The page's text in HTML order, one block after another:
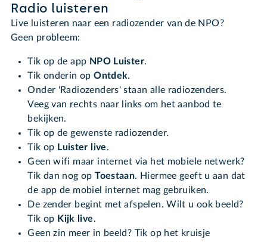
Radio luisteren
Live luisteren naar een radiozender van de NPO?
Geen probleem:
Tik op de app NPO Luister.
Tik onderin opOntdek.
Onder 'Radiozenders' staan alle radiozenders.
Veeg van rechts naar links om het aanbod te
bekijken.
Tik op de gewenste radiozender.
Tik op Luister live.
Geen wifi maar internet via het mobiele netwerk?
Tik dan nog opToestaan. Hiermee geeft u aan dat
de app de mobiel internet mag gebruiken.
De zender begint met afspelen. Wilt u ook beeld?
Tik op Kijk live.
Geen zin meer in beeld? Tik op het kruisje